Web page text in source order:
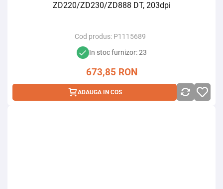
ZD220/ZD230/ZD888 DT, 203dpi
Cod produs: P1115689
In stoc furnizor: 23
673,85 RON
ADAUGA IN COS